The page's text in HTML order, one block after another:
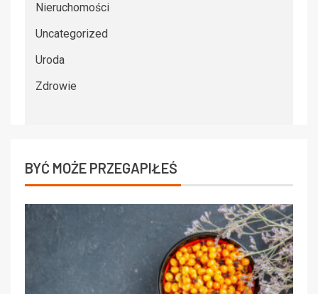
Nieruchomości
Uncategorized
Uroda
Zdrowie
BYĆ MOŻE PRZEGAPIŁEŚ